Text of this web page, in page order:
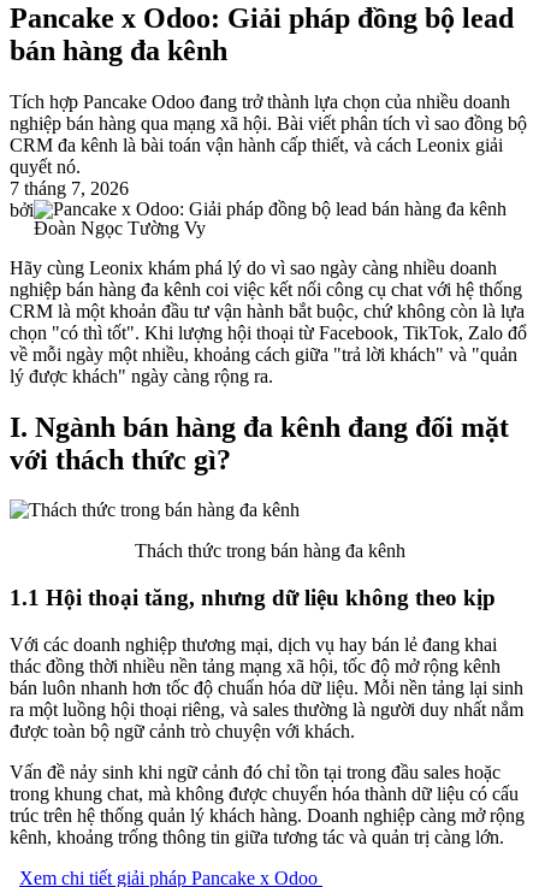
Pancake x Odoo: Giải pháp đồng bộ lead
bán hàng đa kênh
Tích hợp Pancake Odoo đang trở thành lựa chọn của nhiều doanh
nghiệp bán hàng qua mạng xã hội. Bài viết phân tích vì sao đồng bộ
CRM đa kênh là bài toán vận hành cấp thiết, và cách Leonix giải
quyết nó.
7 tháng 7, 2026
bởi
Đoàn Ngọc Tường Vy
Hãy cùng Leonix khám phá lý do vì sao ngày càng nhiều doanh
nghiệp bán hàng đa kênh coi việc kết nối công cụ chat với hệ thống
CRM là một khoản đầu tư vận hành bắt buộc, chứ không còn là lựa
chọn "có thì tốt". Khi lượng hội thoại từ Facebook, TikTok, Zalo đổ
về mỗi ngày một nhiều, khoảng cách giữa "trả lời khách" và "quản
lý được khách" ngày càng rộng ra.
I. Ngành bán hàng đa kênh đang đối mặt
với thách thức gì?
Thách thức trong bán hàng đa kênh
1.1 Hội thoại tăng, nhưng dữ liệu không theo kịp
Với các doanh nghiệp thương mại, dịch vụ hay bán lẻ đang khai
thác đồng thời nhiều nền tảng mạng xã hội, tốc độ mở rộng kênh
bán luôn nhanh hơn tốc độ chuẩn hóa dữ liệu. Mỗi nền tảng lại sinh
ra một luồng hội thoại riêng, và sales thường là người duy nhất nắm
được toàn bộ ngữ cảnh trò chuyện với khách.
Vấn đề nảy sinh khi ngữ cảnh đó chỉ tồn tại trong đầu sales hoặc
trong khung chat, mà không được chuyển hóa thành dữ liệu có cấu
trúc trên hệ thống quản lý khách hàng. Doanh nghiệp càng mở rộng
kênh, khoảng trống thông tin giữa tương tác và quản trị càng lớn.
Xem chi tiết giải pháp Pancake x Odoo